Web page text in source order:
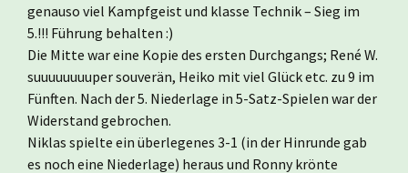
genauso viel Kampfgeist und klasse Technik – Sieg im
5.!!! Führung behalten :)
Die Mitte war eine Kopie des ersten Durchgangs; René W.
suuuuuuuuper souverän, Heiko mit viel Glück etc. zu 9 im
Fünften. Nach der 5. Niederlage in 5-Satz-Spielen war der
Widerstand gebrochen.
Niklas spielte ein überlegenes 3-1 (in der Hinrunde gab
es noch eine Niederlage) heraus und Ronny krönte